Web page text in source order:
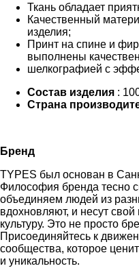
Ткань обладает
Качественный
изделия;
Принт на спине и
выполнены
шелкографией с
Состав изделия :
Страна
Бренд
TYPES был основан в
Философия бренда тесно
объединяем людей из
вдохновляют, и несут
культуру. Это не просто
Присоединяйтесь к
сообщества, которое
и уникальность.